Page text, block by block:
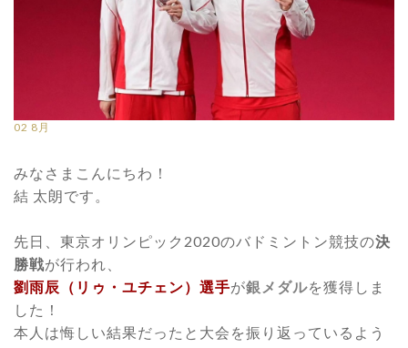
02 8月
みなさまこんにちわ！
結 太朗です。
先日、東京オリンピック2020のバドミントン競技の決
勝戦が行われ、
劉雨辰（リゥ・ユチェン）選手が銀メダルを獲得しま
した！
本人は悔しい結果だったと大会を振り返っているよう